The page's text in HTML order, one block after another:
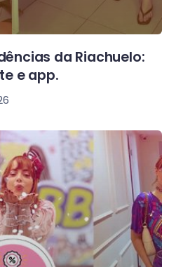
da Riachuelo:
e app.